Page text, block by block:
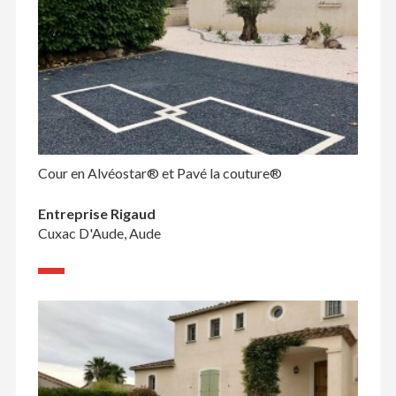
Cour en Alvéostar® et Pavé la couture®
Entreprise Rigaud
Cuxac D'Aude, Aude